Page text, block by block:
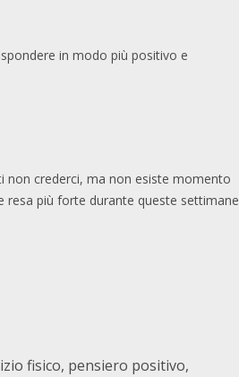
in modo più positivo e
non crederci, ma non esiste momento
resa più forte durante queste settimane
fisico, pensiero positivo,